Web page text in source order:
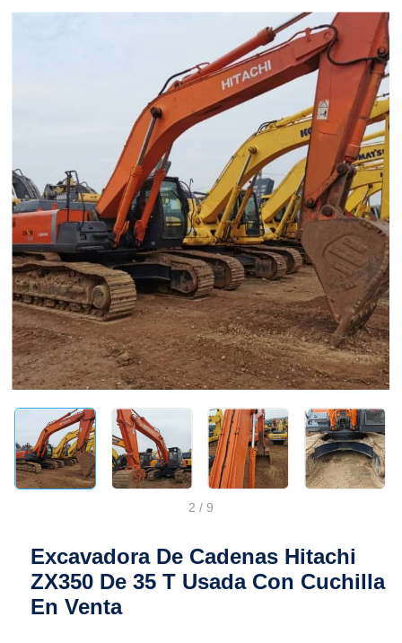
2 / 9
Excavadora De Cadenas Hitachi
ZX350 De 35 T Usada Con Cuchilla
En Venta